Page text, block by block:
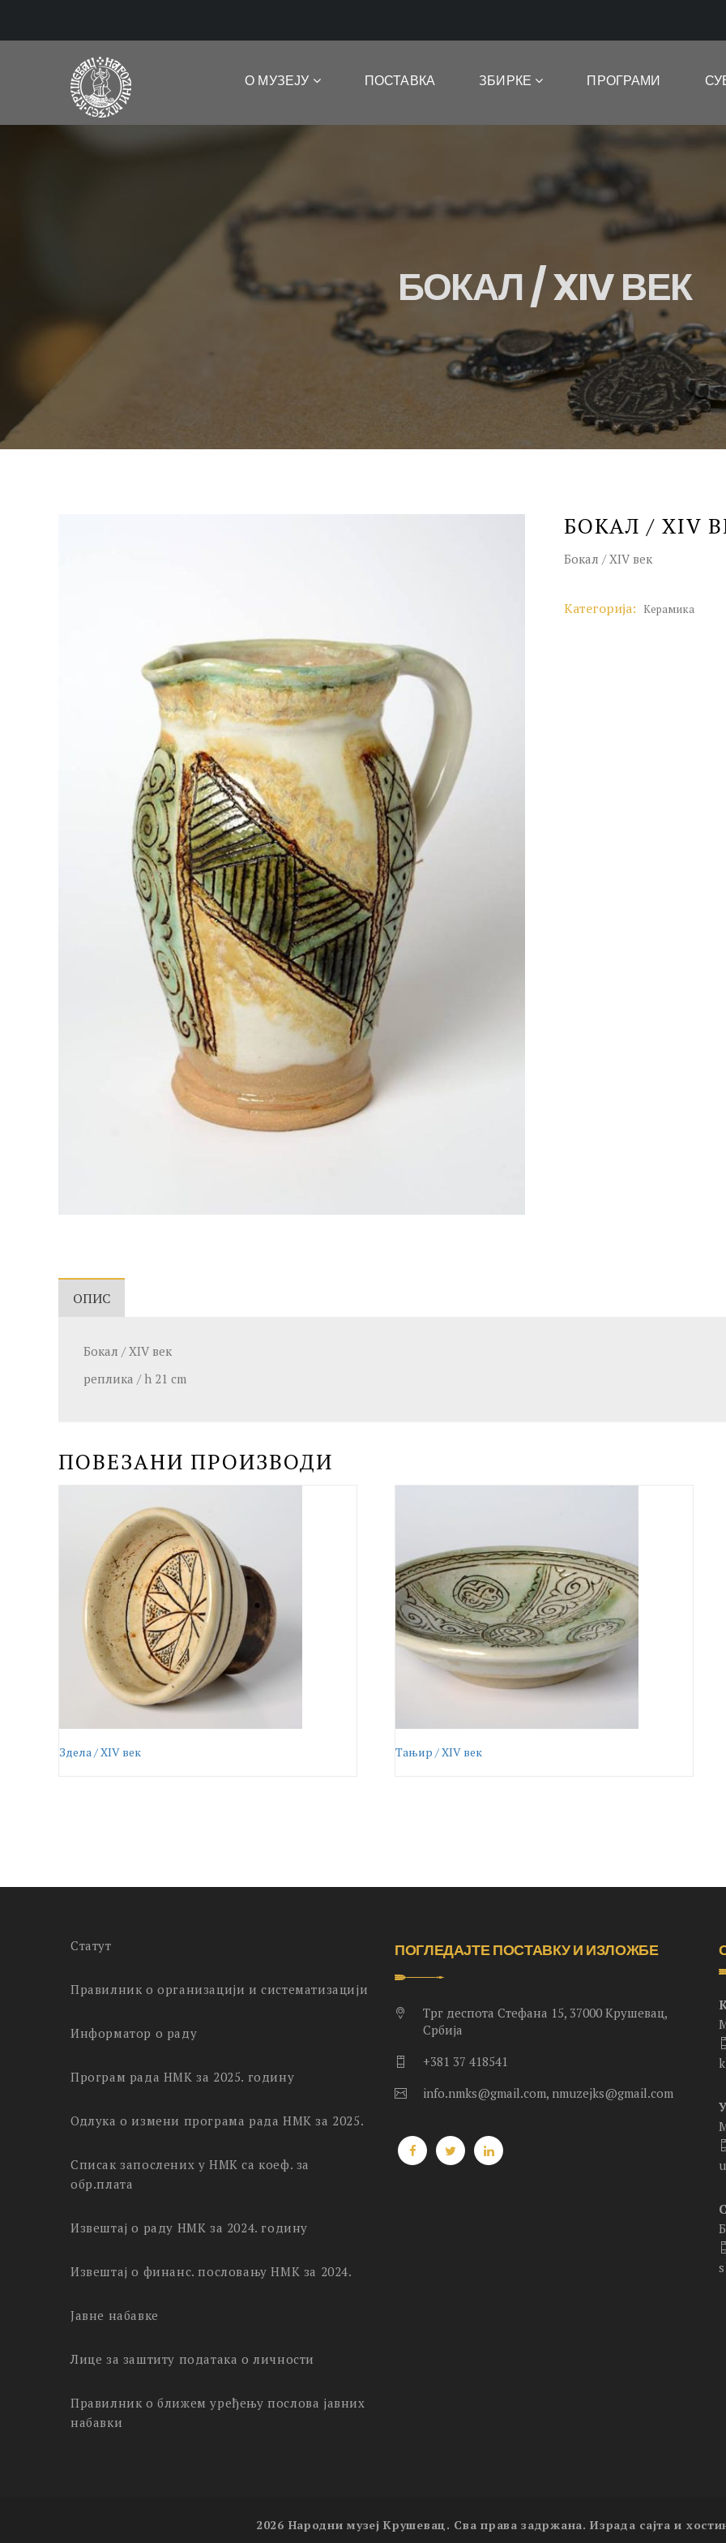
О МУЗЕЈУ ПОСТАВКА ЗБИРКЕ ПРОГРАМИ
БОКАЛ / XIV ВЕК
БОКАЛ / XIV
Бокал / XIV век
Категорија: Керамика
ОПИС
Бокал / XIV век
реплика / h 21 cm
ПОВЕЗАНИ ПРОИЗВОДИ
Здела / XIV век Тањир / XIV век
Статут
Правилник о организацији и систематизацији
Информатор о раду
Програм рада НМК за 2025. годину
Одлука о измени програма рада НМК за 2025.
Списак запослених у НМК са коеф. за
обр.плата
Извештај о раду НМК за 2024. годину
Извештај о финанс. пословању НМК за 2024.
Јавне набавке
Лице за заштиту података о личности
Правилник о ближем уређењу послова јавних
набавки
ПОГЛЕДАЈТЕ ПОСТАВКУ И ИЗЛОЖБЕ
Трг деспота Стефана 15, 37000 Крушевац,
Србија
+381 37 418541
info.nmks@gmail.com, nmuzejks@gmail.com
2026 Народни музеј Крушевац. Сва права задржана. Израда сајта и